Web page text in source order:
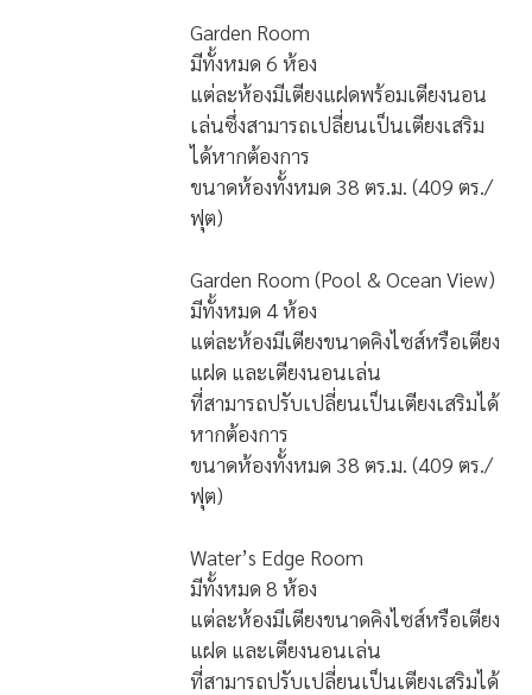
Garden Room
มีทั้งหมด 6 ห้อง
แต่ละห้องมีเตียงแฝดพร้อมเตียงนอน
เล่นซึ่งสามารถเปลี่ยนเป็นเตียงเสริม
ได้หากต้องการ
ขนาดห้องทั้งหมด 38 ตร.ม. (409 ตร./
ฟุต)
Garden Room (Pool & Ocean View)
มีทั้งหมด 4 ห้อง
แต่ละห้องมีเตียงขนาดคิงไซส์หรือเตียง
แฝด และเตียงนอนเล่น
ที่สามารถปรับเปลี่ยนเป็นเตียงเสริมได้
หากต้องการ
ขนาดห้องทั้งหมด 38 ตร.ม. (409 ตร./
ฟุต)
Water’s Edge Room
มีทั้งหมด 8 ห้อง
แต่ละห้องมีเตียงขนาดคิงไซส์หรือเตียง
แฝด และเตียงนอนเล่น
ที่สามารถปรับเปลี่ยนเป็นเตียงเสริมได้